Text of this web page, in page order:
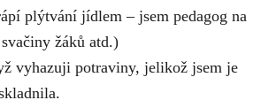
plýtvání jídlem – jsem pedagog na
žáků atd.)
vyhazuji potraviny, jelikož jsem je